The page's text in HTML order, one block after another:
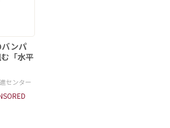
ンパ
「水平
センター